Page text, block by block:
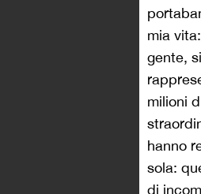
mia
gente,
milioni
hanno
sola:
di